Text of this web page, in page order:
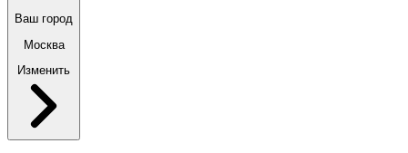
Ваш город
Москва
Изменить